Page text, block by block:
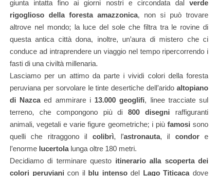
giunta intatta fino ai giorni nostri e circondata dal verde
rigoglioso della foresta amazzonica, non si può trovare
altrove nel mondo; la luce del sole che filtra tra le rovine di
questa antica città dona, inoltre, un’aura di mistero che ci
conduce ad intraprendere un viaggio nel tempo ripercorrendo i
fasti di una civiltà millenaria.
Lasciamo per un attimo da parte i vividi colori della foresta
peruviana per sorvolare le tinte desertiche dell’arido altopiano
di Nazcaed ammirare i 13.000 geoglifi, linee tracciate sul
terreno, che compongono più di800 disegni raffiguranti
animali, vegetali e varie figure geometriche; i più famosi sono
quelli che ritraggono il colibrì, l’astronauta, il condore
l’enorme lucertolalunga oltre 180 metri.
Decidiamo di terminare questo itinerario alla scoperta dei
colori peruviani con il blu intensodel Lago Titicacadove